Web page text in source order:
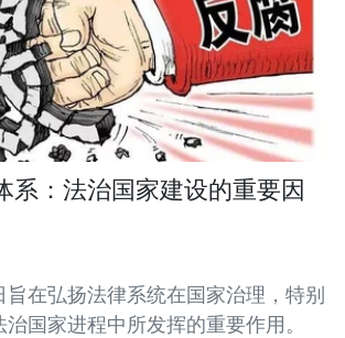
系：法治国家建设的重要因
在弘扬法律系统在国家治理，特别
国家进程中所发挥的重要作用。